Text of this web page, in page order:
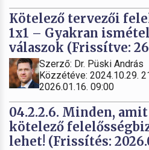
Kötelező tervezői
1x1 – Gyakran
válaszok (Frissítve:
Szerző: Dr. Püski András
Közzétéve: 2024.10.29.
2026.01.16. 09:00
04.2.2.6. Minden,
kötelező
lehet! (Frissítés: